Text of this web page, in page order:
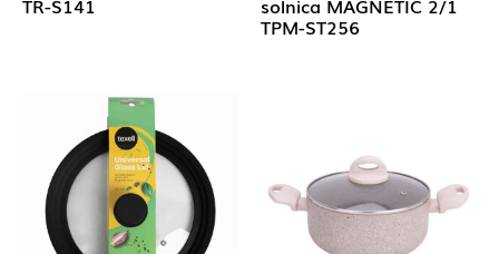
TR-S141 solnica MAGNETIC 2/1
TPM-ST256